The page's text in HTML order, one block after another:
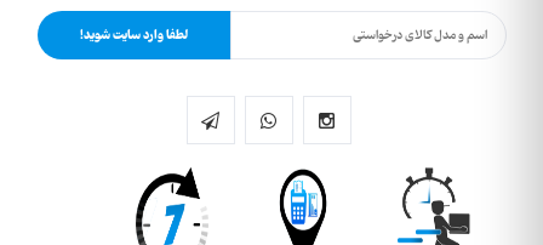
لطفا وارد سایت شوید!